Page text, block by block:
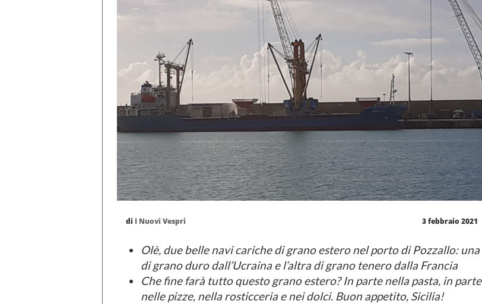
di I Nuovi Vespri 3 febbraio 2021
Olè, due belle navi cariche di grano estero nel porto di Pozzallo: una
di grano duro dall’Ucraina e l’altra di grano tenero dalla Francia
Che fine farà tutto questo grano estero? In parte nella pasta, in parte
nelle pizze, nella rosticceria e nei dolci. Buon appetito, Sicilia!